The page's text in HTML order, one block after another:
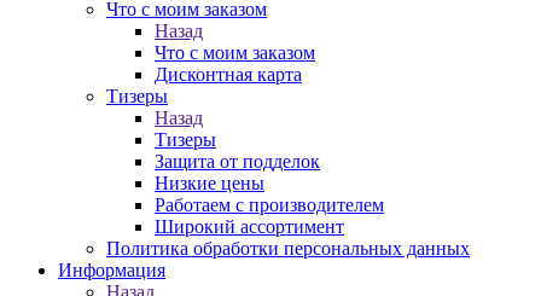
Что с моим заказом
Назад
Что с моим заказом
Дисконтная карта
Тизеры
Назад
Тизеры
Защита от подделок
Низкие цены
Работаем с производителем
Широкий ассортимент
Политика обработки персональных данных
Информация
Назад